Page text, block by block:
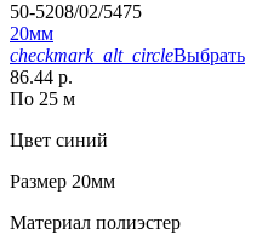
50-5208/02/5475
20мм
checkmark_alt_circleВыбрать
86.44 р.
По 25 м
Цвет синий
Размер 20мм
Материал полиэстер